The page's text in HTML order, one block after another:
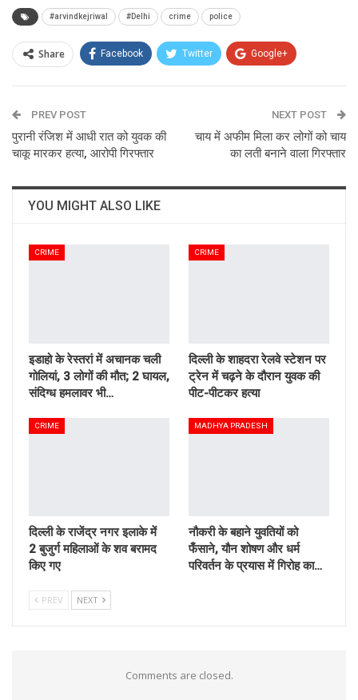
#arvindkejriwal #Delhi crime police
Share Facebook Twitter Google+
Email
PREV POST
पुरानी रंजिश में आधी रात को युवक की
चाकू मारकर हत्या, आरोपी गिरफ्तार
NEXT POST
चाय में अफीम मिला कर लोगों को चाय
का लती बनाने वाला गिरफ्तार
YOU MIGHT ALSO LIKE
CRIME
इडाहो के रेस्तरां में अचानक चली
गोलियां, 3 लोगों की मौत; 2 घायल,
संदिग्ध हमलावर भी…
CRIME
दिल्ली के शाहदरा रेलवे स्टेशन पर
ट्रेन में चढ़ने के दौरान युवक की
पीट-पीटकर हत्या
CRIME
दिल्ली के राजेंद्र नगर इलाके में
2 बुजुर्ग महिलाओं के शव बरामद
किए गए
MADHYA PRADESH
नौकरी के बहाने युवतियों को
फँसाने, यौन शोषण और धर्म
परिवर्तन के प्रयास में गिरोह का…
PREV NEXT
Comments are closed.